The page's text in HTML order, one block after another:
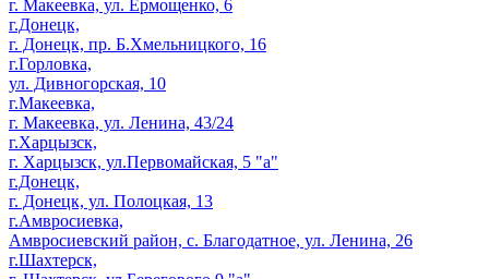
г. Макеевка, ул. Ермощенко, 6
г.Донецк,
г. Донецк, пр. Б.Хмельницкого, 16
г.Горловка,
ул. Дивногорская, 10
г.Макеевка,
г. Макеевка, ул. Ленина, 43/24
г.Харцызск,
г. Харцызск, ул.Первомайская, 5 "а"
г.Донецк,
г. Донецк, ул. Полоцкая, 13
г.Амвросиевка,
Амвросиевский район, с. Благодатное, ул. Ленина, 26
г.Шахтерск,